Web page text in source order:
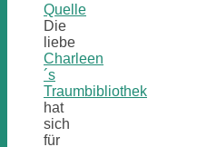
Quelle
Die
liebe
Charleen
´s
Traumbibliothek
hat
sich
für